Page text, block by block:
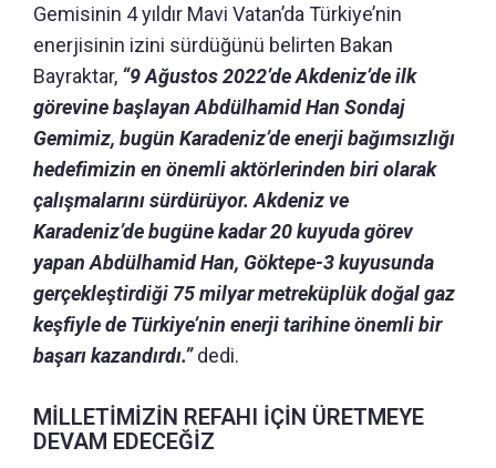
Gemisinin 4 yıldır Mavi Vatan’da Türkiye’nin
enerjisinin izini sürdüğünü belirten Bakan
Bayraktar, “9 Ağustos 2022’de Akdeniz’de ilk
görevine başlayan Abdülhamid Han Sondaj
Gemimiz, bugün Karadeniz’de enerji bağımsızlığı
hedefimizin en önemli aktörlerinden biri olarak
çalışmalarını sürdürüyor. Akdeniz ve
Karadeniz’de bugüne kadar 20 kuyuda görev
yapan Abdülhamid Han, Göktepe-3 kuyusunda
gerçekleştirdiği 75 milyar metreküplük doğal gaz
keşfiyle de Türkiye’nin enerji tarihine önemli bir
başarı kazandırdı.”dedi.
MİLLETİMİZİN REFAHI İÇİN ÜRETMEYE
DEVAM EDECEĞİZ